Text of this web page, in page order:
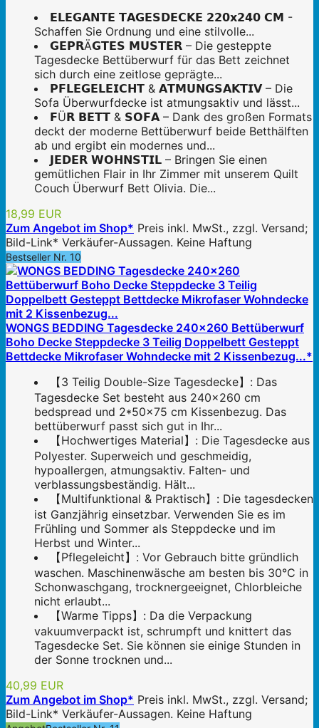
𝗘𝗟𝗘𝗚𝗔𝗡𝗧𝗘 𝗧𝗔𝗚𝗘𝗦𝗗𝗘𝗖𝗞𝗘 𝟮𝟮𝟬𝘅𝟮𝟰𝟬 𝗖𝗠 -
Schaffen Sie Ordnung und eine stilvolle...
𝗚𝗘𝗣𝗥Ä𝗚𝗧𝗘𝗦 𝗠𝗨𝗦𝗧𝗘𝗥 – Die gesteppte
Tagesdecke Bettüberwurf für das Bett zeichnet
sich durch eine zeitlose geprägte...
𝗣𝗙𝗟𝗘𝗚𝗘𝗟𝗘𝗜𝗖𝗛𝗧 & 𝗔𝗧𝗠𝗨𝗡𝗚𝗦𝗔𝗞𝗧𝗜𝗩 – Die
Sofa Überwurfdecke ist atmungsaktiv und lässt...
𝗙Ü𝗥 𝗕𝗘𝗧𝗧 & 𝗦𝗢𝗙𝗔 – Dank des großen Formats
deckt der moderne Bettüberwurf beide Betthälften
ab und ergibt ein modernes und...
𝗝𝗘𝗗𝗘𝗥 𝗪𝗢𝗛𝗡𝗦𝗧𝗜𝗟 – Bringen Sie einen
gemütlichen Flair in Ihr Zimmer mit unserem Quilt
Couch Überwurf Bett Olivia. Die...
18,99 EUR
Zum Angebot im Shop* Preis inkl. MwSt., zzgl. Versand;
Bild-Link* Verkäufer-Aussagen. Keine Haftung
Bestseller Nr. 10
WONGS BEDDING Tagesdecke 240x260 Bettüberwurf
Boho Decke Steppdecke 3 Teilig Doppelbett Gesteppt
Bettdecke Mikrofaser Wohndecke mit 2 Kissenbezug...*
【3 Teilig Double-Size Tagesdecke】: Das
Tagesdecke Set besteht aus 240x260 cm
bedspread und 2*50x75 cm Kissenbezug. Das
bettüberwurf passt sich gut in Ihr...
【Hochwertiges Material】: Die Tagesdecke aus
Polyester. Superweich und geschmeidig,
hypoallergen, atmungsaktiv. Falten- und
verblassungsbeständig. Hält...
【Multifunktional & Praktisch】: Die tagesdecken
ist Ganzjährig einsetzbar. Verwenden Sie es im
Frühling und Sommer als Steppdecke und im
Herbst und Winter...
【Pflegeleicht】: Vor Gebrauch bitte gründlich
waschen. Maschinenwäsche am besten bis 30°C in
Schonwaschgang, trocknergeeignet, Chlorbleiche
nicht erlaubt...
【Warme Tipps】: Da die Verpackung
vakuumverpackt ist, schrumpft und knittert das
Tagesdecke Set. Sie können sie einige Stunden in
der Sonne trocknen und...
40,99 EUR
Zum Angebot im Shop* Preis inkl. MwSt., zzgl. Versand;
Bild-Link* Verkäufer-Aussagen. Keine Haftung